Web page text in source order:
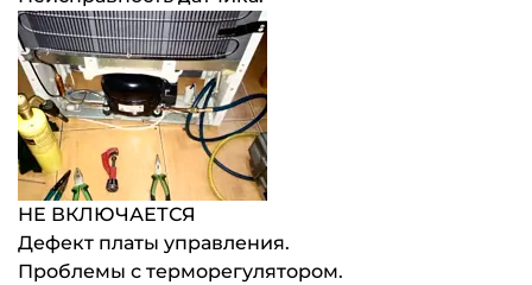
НЕ ВКЛЮЧАЕТСЯ
Дефект платы управления.
Проблемы с терморегулятором.